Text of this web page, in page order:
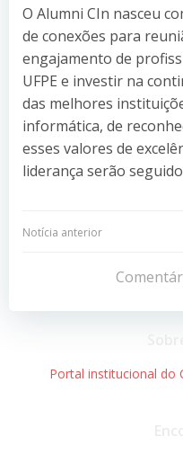
O Alumni CIn nasceu
de conexões para
engajamento de
UFPE e investir na
das melhores
informática, de
esses valores de
liderança serão
Navegação
Post
Notícia anterior
Portal institucional do